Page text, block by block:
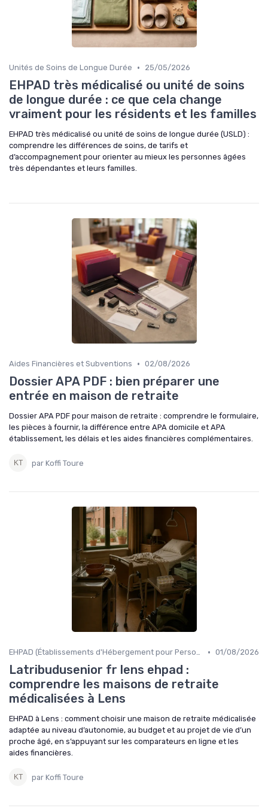
Unités de Soins de Longue Durée • 25/05/2026
EHPAD très médicalisé ou unité de soins
de longue durée : ce que cela change
vraiment pour les résidents et les familles
EHPAD très médicalisé ou unité de soins de longue durée (USLD) :
comprendre les différences de soins, de tarifs et
d’accompagnement pour orienter au mieux les personnes âgées
très dépendantes et leurs familles.
Aides Financières et Subventions • 02/08/2026
Dossier APA PDF : bien préparer une
entrée en maison de retraite
Dossier APA PDF pour maison de retraite : comprendre le formulaire,
les pièces à fournir, la différence entre APA domicile et APA
établissement, les délais et les aides financières complémentaires.
par Koffi Toure
EHPAD (Établissements d'Hébergement pour Personnes Âgées Dépendantes) • 01/08/2026
Latribudusenior fr lens ehpad :
comprendre les maisons de retraite
médicalisées à Lens
EHPAD à Lens : comment choisir une maison de retraite médicalisée
adaptée au niveau d’autonomie, au budget et au projet de vie d’un
proche âgé, en s’appuyant sur les comparateurs en ligne et les
aides financières.
par Koffi Toure